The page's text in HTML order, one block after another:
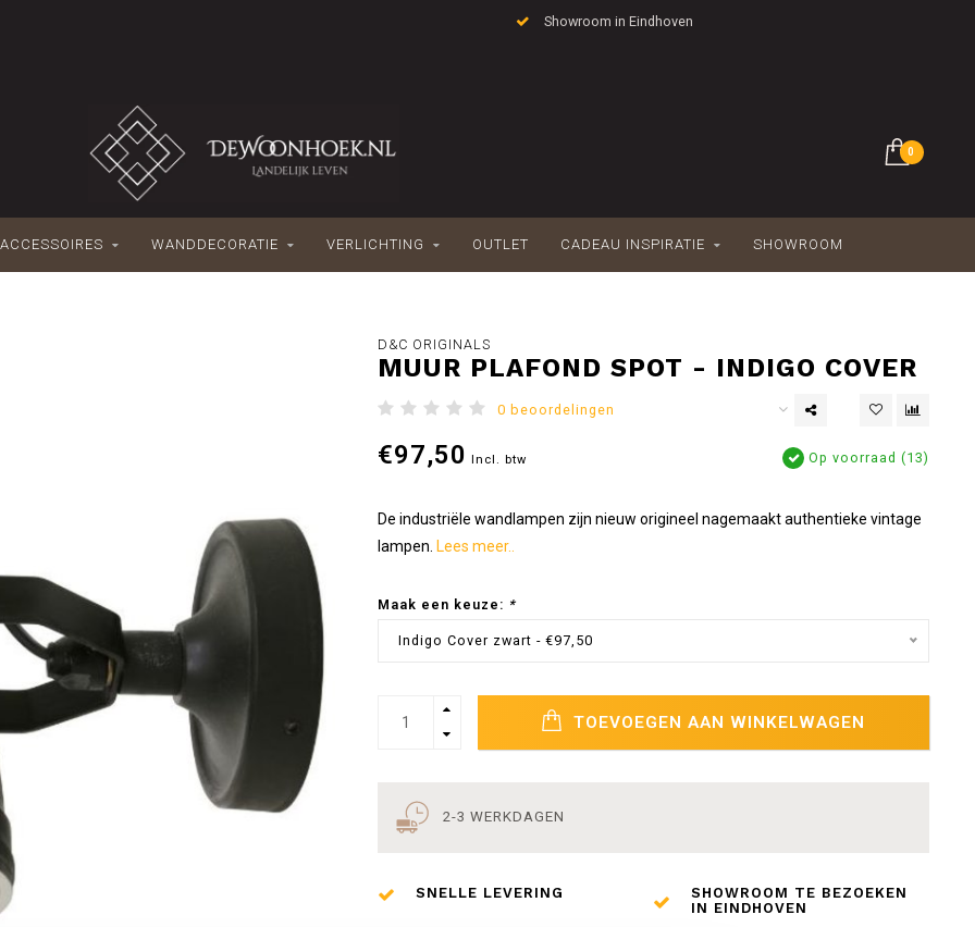
Showroom in Eindhoven
0
WANDDECORATIE VERLICHTING OUTLET CADEAU INSPIRATIE SHOWROOM
D&C ORIGINALS
MUUR PLAFOND SPOT - INDIGO COVER
0 beoordelingen
€97,50 Incl. btw Op voorraad (13)
De industriële wandlampen zijn nieuw origineel nagemaakt authentieke vintage
lampen. Lees meer..
Maak een keuze: *
Indigo Cover zwart - €97,50
TOEVOEGEN AAN WINKELWAGEN
2-3 WERKDAGEN
SNELLE LEVERING
SHOWROOM TE BEZOEKEN
IN EINDHOVEN